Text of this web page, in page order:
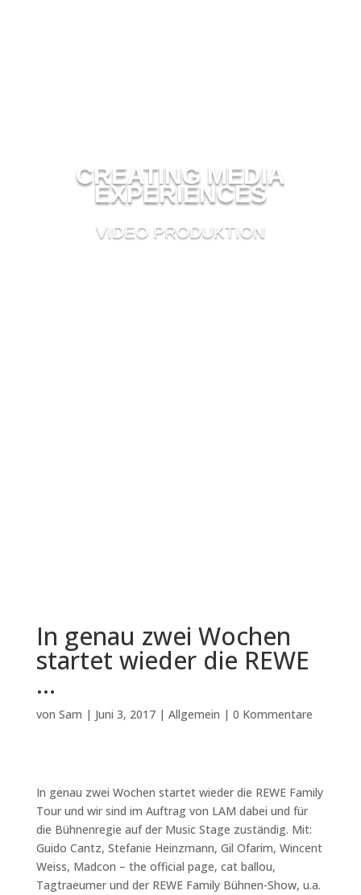
CREATING MEDIA
EXPERIENCES
VIDEO PRODUKTION
In genau zwei Wochen
startet wieder die REWE
…
von Sam | Juni 3, 2017| Allgemein | 0 Kommentare
In genau zwei Wochen startet wieder die REWE Family
Tour und wir sind im Auftrag von LAM dabei und für
die Bühnenregie auf der Music Stage zuständig. Mit:
Guido Cantz, Stefanie Heinzmann, Gil Ofarim, Wincent
Weiss, Madcon – the official page, cat ballou,
Tagtraeumer und der REWE Family Bühnen-Show, u.a.